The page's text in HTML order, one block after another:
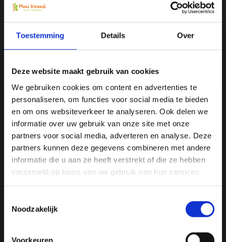
Toestemming Details Over
Deze website maakt gebruik van cookies
We gebruiken cookies om content en advertenties te
personaliseren, om functies voor social media te bieden
en om ons websiteverkeer te analyseren. Ook delen we
informatie over uw gebruik van onze site met onze
partners voor social media, adverteren en analyse. Deze
partners kunnen deze gegevens combineren met andere
informatie die u aan ze heeft verstrekt of die ze hebben
verzameld op basis van uw gebruik van hun services.
Noodzakelijk
Voorkeuren
Voor 16:00 besteld, zelfde dag verzonden
Vergelijk
Specificaties
Reviews
Delen
Ja, ik wil 5% korting op mijn
volgende bestelling!
Ontvang direct 5% kortingop je volgende aankoop en
profiteer maandelijks van hoge kortingen door je te
abonneren op onze leuke nieuwsbrief! 😀